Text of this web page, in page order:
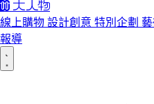
線上購物 設計創意 特別企劃
報導